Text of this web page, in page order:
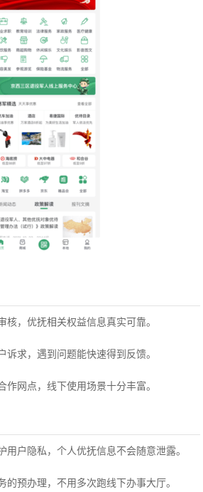
核，优抚相关权益信息真实可靠。
诉求，遇到问题能快速得到反馈。
作网点，线下使用场景十分丰富。
用户隐私，个人优抚信息不会随意泄露。
的预办理，不用多次跑线下办事大厅。